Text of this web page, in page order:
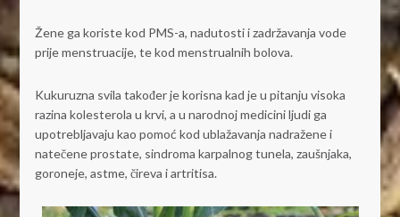
Žene ga koriste kod PMS-a, nadutosti i zadržavanja vode
prije menstruacije, te kod menstrualnih bolova.
Kukuruzna svila također je korisna kad je u pitanju visoka
razina kolesterola u krvi, a u narodnoj medicini ljudi ga
upotrebljavaju kao pomoć kod ublažavanja nadražene i
natečene prostate, sindroma karpalnog tunela, zaušnjaka,
goroneje, astme, čireva i artritisa.